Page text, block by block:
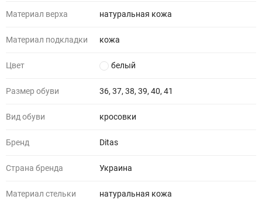
Материал верха натуральная кожа
Материал подкладки кожа
Цвет белый
Размер обуви 36, 37, 38, 39, 40, 41
Вид обуви кросовки
Бренд Ditas
Страна бренда Украина
Материал стельки натуральная кожа